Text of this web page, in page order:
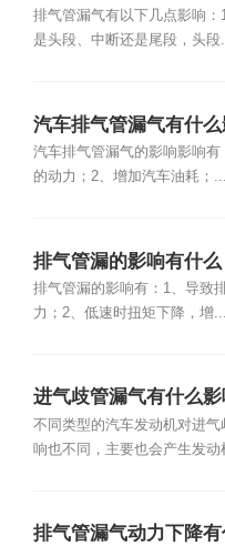
排气管漏气有以下几点影响
是头段、中断还是尾段，头段
汽车排气管漏气有什么
汽车排气管漏气的影响影响
的动力；2、增加汽车油耗；...
排气管漏的影响有什么
排气管漏的影响有：1、导致
力；2、低速时扭矩下降，增...
进气歧管漏气有什么
不同类型的汽车发动机对进气
响也不同，主要也会产生发动
排气管漏气动力下降